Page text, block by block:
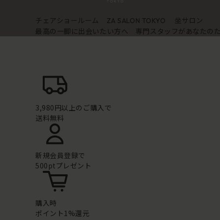
チェアショールーム ZA SALON TOKYO
坐サロン
最高の一脚に出会いたい方へ 専門スタッフがあなたの
3,980円以上のご購入で
送料無料
新規会員登録で
500ptプレゼント
購入時
ポイント1%還元